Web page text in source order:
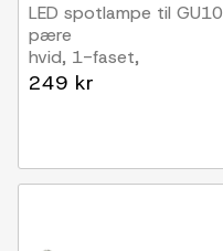
LED spotlampe til GU10
pære
hvid, 1-faset,
ø80mm,1F2W
249 kr